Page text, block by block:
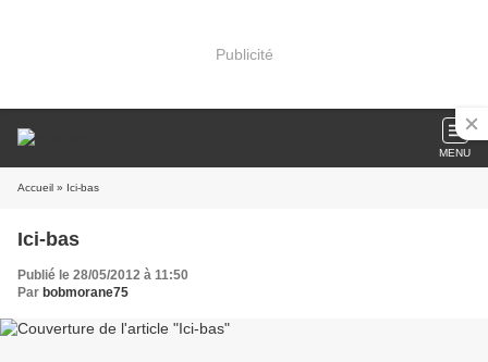
Publicité
MENU
Accueil » Ici-bas
Ici-bas
Publié le 28/05/2012 à 11:50
Par bobmorane75